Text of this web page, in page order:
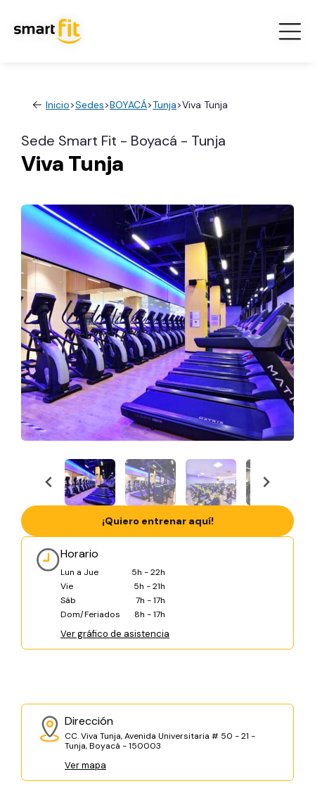
Inicio>Sedes>BOYACÁ>Tunja>Viva Tunja
Sede Smart Fit - Boyacá - Tunja
Viva Tunja
Horario
Lun a Jue
5h - 22h
Vie
5h - 21h
Sáb
7h - 17h
Dom/Feriados
8h - 17h
Ver gráfico de asistencia
Dirección
CC. Viva Tunja, Avenida Universitaria # 50 - 21 -
Tunja, Boyacá - 150003
Ver mapa
¡Quiero entrenar aquí!